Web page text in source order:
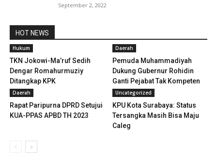
September 2, 2022
HOT NEWS
Hukum
TKN Jokowi-Ma’ruf Sedih
Dengar Romahurmuziy
Ditangkap KPK
Daerah
Pemuda Muhammadiyah
Dukung Gubernur Rohidin
Ganti Pejabat Tak Kompeten
Daerah
Rapat Paripurna DPRD Setujui
KUA-PPAS APBD TH 2023
Uncategorized
KPU Kota Surabaya: Status
Tersangka Masih Bisa Maju
Caleg